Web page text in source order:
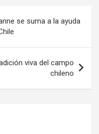
se suma a la ayuda
viva del campo
chileno